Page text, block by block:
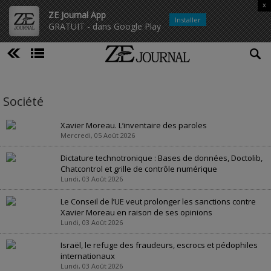
ZE Journal App
GRATUIT - dans Google Play
x
Installer
Société
Xavier Moreau. L’inventaire des paroles
Mercredi, 05 Août 2026
Dictature technotronique : Bases de données, Doctolib,
Chatcontrol et grille de contrôle numérique
Lundi, 03 Août 2026
Le Conseil de l’UE veut prolonger les sanctions contre
Xavier Moreau en raison de ses opinions
Lundi, 03 Août 2026
Israël, le refuge des fraudeurs, escrocs et pédophiles
internationaux
Lundi, 03 Août 2026